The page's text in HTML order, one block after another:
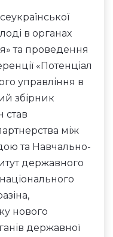
в органах
та проведення
«Потенціал
управління в
збірник
став
між
та Навчально-
державного
нового
державної